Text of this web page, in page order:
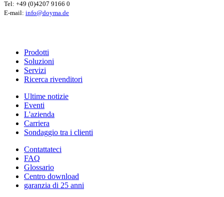
Tel: +49 (0)4207 9166 0
E-mail: info@doyma.de
Prodotti
Soluzioni
Servizi
Ricerca rivenditori
Ultime notizie
Eventi
L'azienda
Carriera
Sondaggio tra i clienti
Contattateci
FAQ
Glossario
Centro download
garanzia di 25 anni